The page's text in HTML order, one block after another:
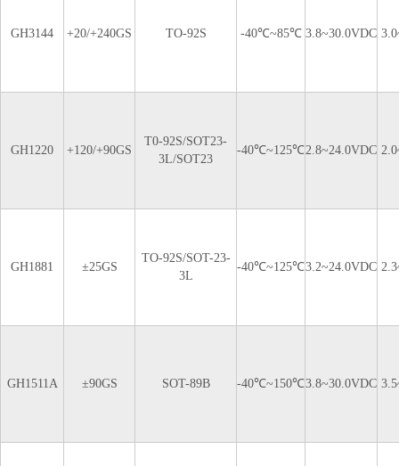
GH3144 +20/+240GS TO-92S -40℃~85℃ 3.8~30.0VDC
GH1220 +120/+90GS
T0-92S/SOT23-
3L/SOT23
-40℃~125℃2.8~24.0VDC
GH1881 ±25GS
TO-92S/SOT-23-
3L
-40℃~125℃3.2~24.0VDC
GH1511A ±90GS SOT-89B -40℃~150℃3.8~30.0VDC